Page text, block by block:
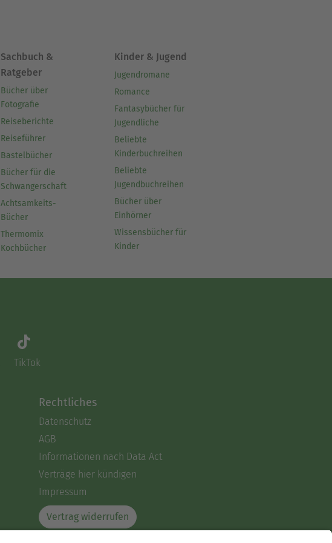
Sachbuch &
Ratgeber
Bücher über
Fotografie
Reiseberichte
Reiseführer
Bastelbücher
Bücher für die
Schwangerschaft
Achtsamkeits-
Bücher
Thermomix
Kochbücher
Kinder & Jugend
Jugendromane
Romance
Fantasybücher für
Jugendliche
Beliebte
Kinderbuchreihen
Beliebte
Jugendbuchreihen
Bücher über
Einhörner
Wissensbücher für
Kinder
TikTok
Rechtliches
Datenschutz
AGB
Informationen nach Data Act
Verträge hier kündigen
Impressum
Vertrag widerrufen